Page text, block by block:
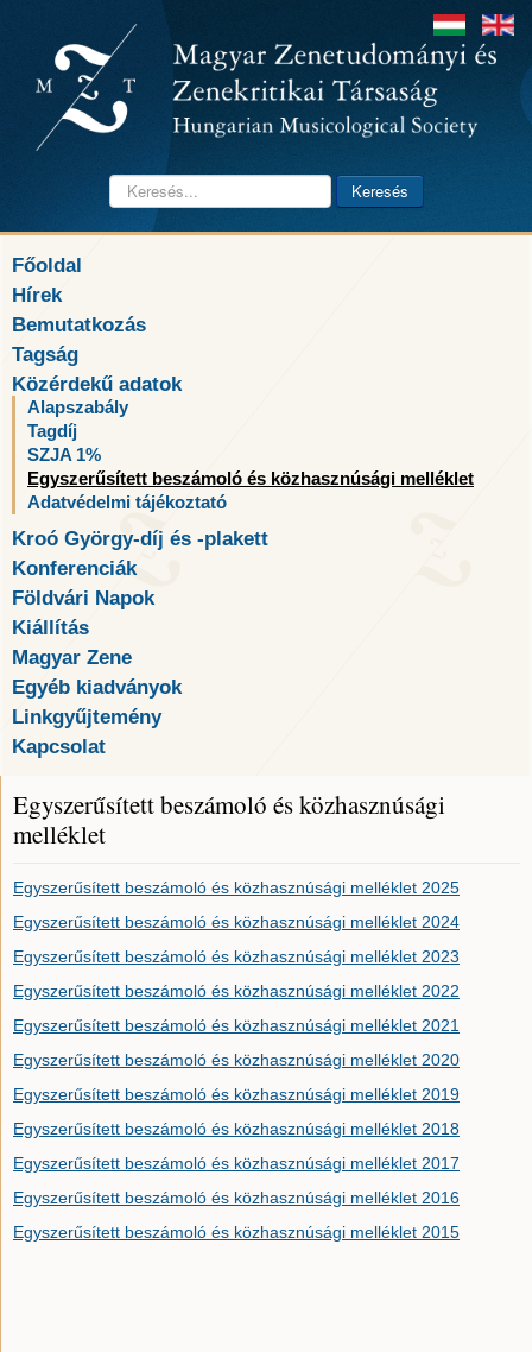
Keresés... Keresés
Főoldal
Hírek
Bemutatkozás
Tagság
Közérdekű adatok
Alapszabály
Tagdíj
SZJA 1%
Egyszerűsített beszámoló és közhasznúsági melléklet
Adatvédelmi tájékoztató
Kroó György-díj és -plakett
Konferenciák
Földvári Napok
Kiállítás
Magyar Zene
Egyéb kiadványok
Linkgyűjtemény
Kapcsolat
Egyszerűsített beszámoló és közhasznúsági
melléklet
Egyszerűsített beszámoló és közhasznúsági melléklet 2025
Egyszerűsített beszámoló és közhasznúsági melléklet 2024
Egyszerűsített beszámoló és közhasznúsági melléklet 2023
Egyszerűsített beszámoló és közhasznúsági melléklet 2022
Egyszerűsített beszámoló és közhasznúsági melléklet 2021
Egyszerűsített beszámoló és közhasznúsági melléklet 2020
Egyszerűsített beszámoló és közhasznúsági melléklet 2019
Egyszerűsített beszámoló és közhasznúsági melléklet 2018
Egyszerűsített beszámoló és közhasznúsági melléklet 2017
Egyszerűsített beszámoló és közhasznúsági melléklet 2016
Egyszerűsített beszámoló és közhasznúsági melléklet 2015